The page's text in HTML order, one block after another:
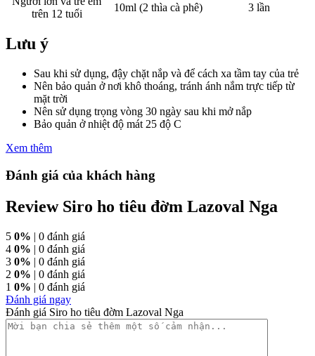
trên 12 tuổi
10ml (2 thìa cà phê) 3 lần
Lưu ý
Sau khi sử dụng, đậy chặt nắp và để cách xa tầm tay của trẻ
Nên bảo quản ở nơi khô thoáng, tránh ánh nắm trực tiếp từ
mặt trời
Nên sử dụng trọng vòng 30 ngày sau khi mở nắp
Bảo quản ở nhiệt độ mát 25 độ C
Xem thêm
Đánh giá của khách hàng
Review Siro ho tiêu đờm Lazoval Nga
5 0% | 0 đánh giá
4 0% | 0 đánh giá
3 0% | 0 đánh giá
2 0% | 0 đánh giá
1 0% | 0 đánh giá
Đánh giá ngay
Đánh giá Siro ho tiêu đờm Lazoval Nga